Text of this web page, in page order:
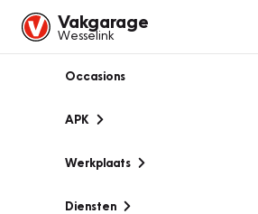
Vakgarage
Wesselink
Occasions
APK
Werkplaats
Diensten